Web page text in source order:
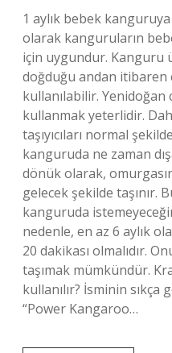
1 aylık bebek
olarak kanguruların
için uygundur. Kanguru
doğduğu andan itibaren
kullanılabilir. Yenidoğan
kullanmak yeterlidir.
taşıyıcıları normal
kanguruda ne zaman
dönük olarak,
gelecek şekilde taşınır.
kanguruda
nedenle, en az 6 aylık
20 dakikası olmalıdır.
taşımak mümkündür.
kullanılır? İsminin sıkça
“Power Kangaroo…